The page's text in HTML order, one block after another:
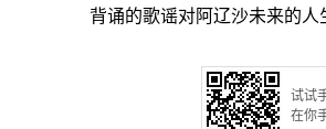
背诵的歌谣对阿辽沙未来的
试试
在你